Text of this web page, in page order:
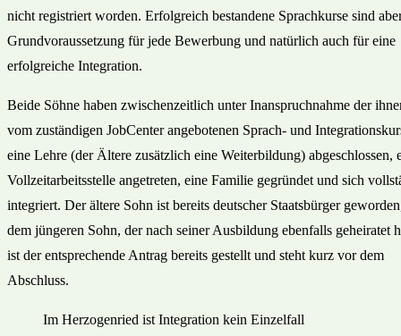
nicht registriert worden. Erfolgreich bestandene Sprachkurse sind
Grundvoraussetzung für jede Bewerbung und natürlich auch für eine
erfolgreiche Integration.
Beide Söhne haben zwischenzeitlich unter Inanspruchnahme der
vom zuständigen JobCenter angebotenen Sprach- und
eine Lehre (der Ältere zusätzlich eine Weiterbildung) abgeschlossen,
Vollzeitarbeitsstelle angetreten, eine Familie gegründet und sich
integriert. Der ältere Sohn ist bereits deutscher Staatsbürger
dem jüngeren Sohn, der nach seiner Ausbildung ebenfalls geheiratet
ist der entsprechende Antrag bereits gestellt und steht kurz vor dem
Abschluss.
Im Herzogenried ist Integration kein Einzelfall